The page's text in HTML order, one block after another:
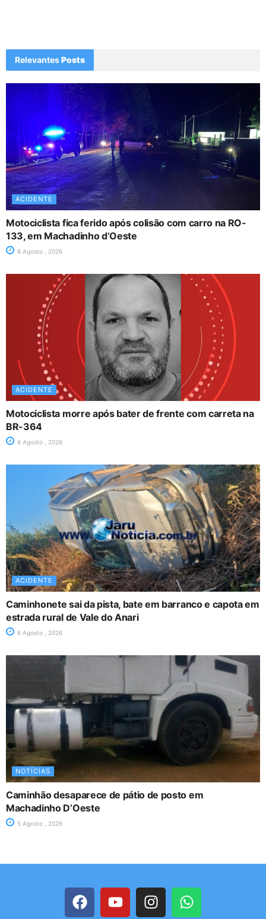
RelevantesPosts
ACIDENTE
Motociclista fica ferido após colisão com carro na RO-
133, em Machadinho d’Oeste
6 Agosto , 2026
ACIDENTE
Motociclista morre após bater de frente com carreta na
BR-364
6 Agosto , 2026
ACIDENTE
Caminhonete sai da pista, bate em barranco e capota em
estrada rural de Vale do Anari
6 Agosto , 2026
NOTÍCIAS
Caminhão desaparece de pátio de posto em
Machadinho D’Oeste
5 Agosto , 2026